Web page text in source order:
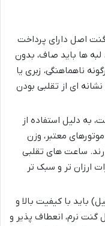
اصل دارای پرداخت
ها باید صاف، بدون
ناهماهنگی، زبری یا
ای از تقلبی بودن
به دلیل استفاده از
معتبر، وزن
ساعت های تقلبی
ارزان تر و سبک تر
باید با کیفیت بالا و
نرم، انعطاف پذیر و